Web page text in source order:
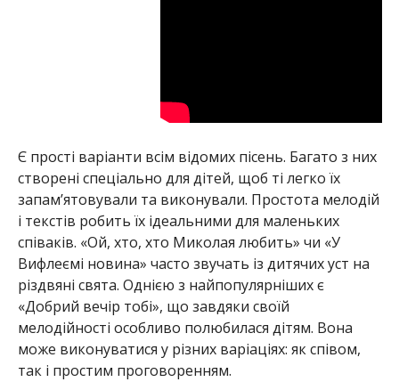
Є прості варіанти всім відомих пісень. Багато з них
створені спеціально для дітей, щоб ті легко їх
запам’ятовували та виконували. Простота мелодій
і текстів робить їх ідеальними для маленьких
співаків. «Ой, хто, хто Миколая любить» чи «У
Вифлеємі новина» часто звучать із дитячих уст на
різдвяні свята. Однією з найпопулярніших є
«Добрий вечір тобі», що завдяки своїй
мелодійності особливо полюбилася дітям. Вона
може виконуватися у різних варіаціях: як співом,
так і простим проговоренням.